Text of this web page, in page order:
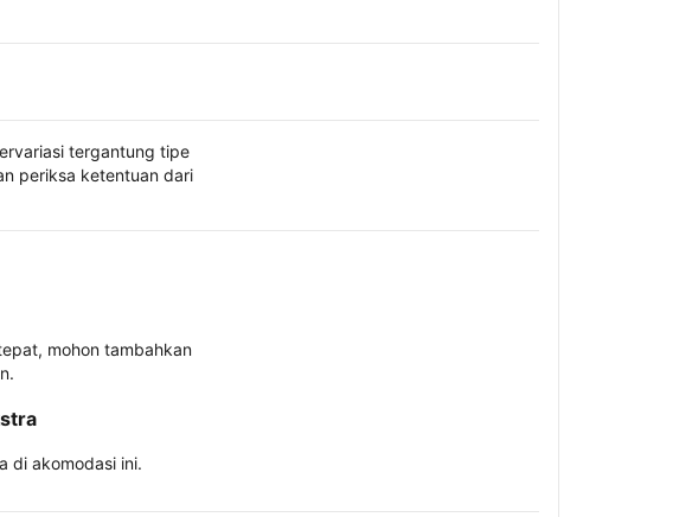
tergantung tipe
periksa ketentuan dari
mohon tambahkan
di akomodasi ini.